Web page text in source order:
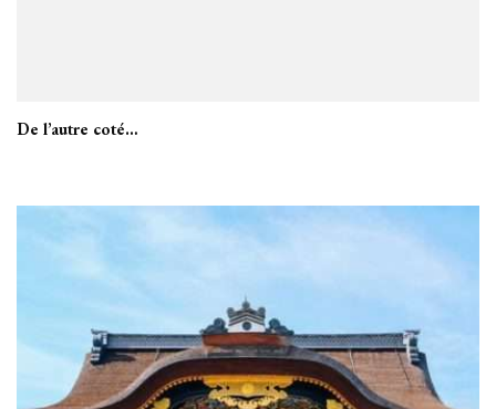
De l’autre coté…